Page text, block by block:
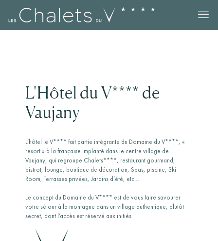
L'Hôtel du V**** de
Vaujany
L’hôtel le V**** fait partie intégrante du Domaine du V****, «
resort » à la française implanté dans le centre village de
Vaujany, qui regroupe Chalets****, restaurant gourmand,
bistrot, lounge, boutique de décoration, Spas, piscine, Ski-
Room, Terrasses privées, Jardins d’été, etc…
Le concept du Domaine du V**** est de vous faire savourer
votre séjour à la montagne dans un village authentique, plutôt
secret, dont l’accès est réservé aux initiés.